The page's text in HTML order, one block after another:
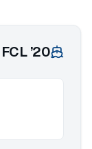
20’ FCL اوشن کنٹینر